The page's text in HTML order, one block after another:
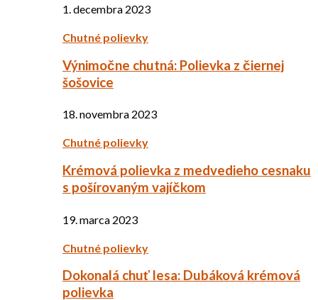
1. decembra 2023
Chutné polievky
Výnimočne chutná: Polievka z čiernej
šošovice
18. novembra 2023
Chutné polievky
Krémová polievka z medvedieho cesnaku
s pošírovaným vajíčkom
19. marca 2023
Chutné polievky
Dokonalá chuť lesa: Dubáková krémová
polievka